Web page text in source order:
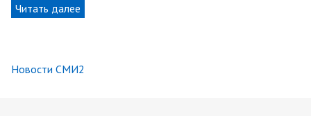
Читать далее
Новости СМИ2